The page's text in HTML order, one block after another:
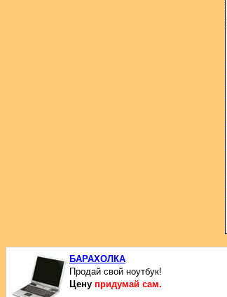
БАРАХОЛКА
Продай свой ноутбук!
Цену придумай сам.